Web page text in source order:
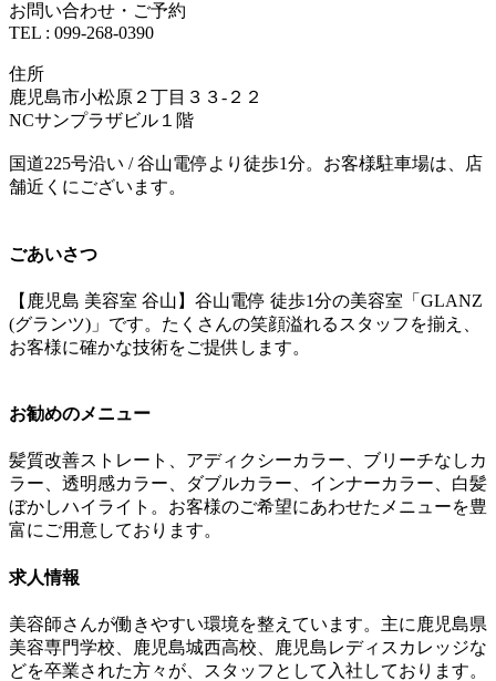
お問い合わせ・ご予約
TEL : 099-268-0390
住所
鹿児島市小松原２丁目３３-２２
NCサンプラザビル１階
国道225号沿い / 谷山電停より徒歩1分。お客様駐車場は、店
舗近くにございます。
ごあいさつ
【鹿児島 美容室 谷山】谷山電停 徒歩1分の美容室「GLANZ
(グランツ)」です。たくさんの笑顔溢れるスタッフを揃え、
お客様に確かな技術をご提供します。
お勧めのメニュー
髪質改善ストレート、アディクシーカラー、ブリーチなしカ
ラー、透明感カラー、ダブルカラー、インナーカラー、白髪
ぼかしハイライト。お客様のご希望にあわせたメニューを豊
富にご用意しております。
求人情報
美容師さんが働きやすい環境を整えています。主に鹿児島県
美容専門学校、鹿児島城西高校、鹿児島レディスカレッジな
どを卒業された方々が、スタッフとして入社しております。